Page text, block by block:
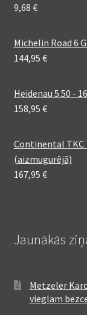
9,68 €
Michelin Road 6
144,95 €
Heidenau 5.50 -
158,95 €
Continental TKC
(aizmugurējā)
167,95 €
Jaunākās
Metzeler
vieglam